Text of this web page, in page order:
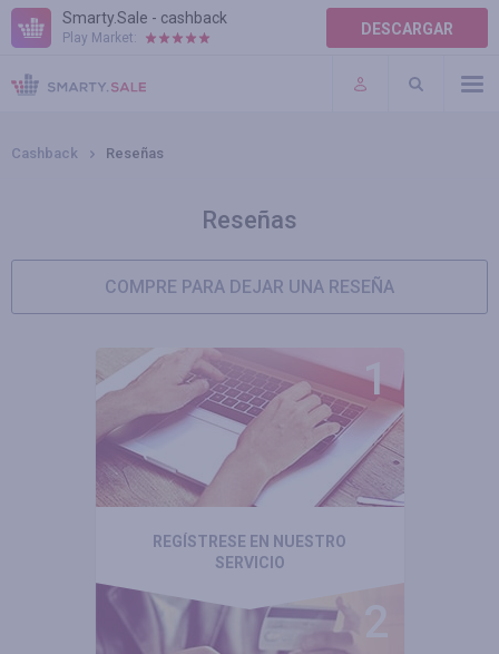
Smarty.Sale - cashback
Play Market: DESCARGAR
AYUDA
TÉRMINOS DE USO
Cashback Reseñas
Reseñas
COMPRE PARA DEJAR UNA RESEÑA
REGÍSTRESE EN NUESTRO
SERVICIO